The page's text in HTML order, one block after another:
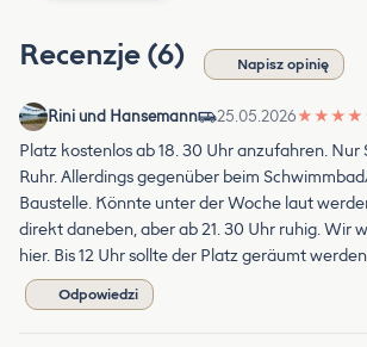
Recenzje (6) Napisz opinię
Rini und Hansemann 25.05.2026★ ★ ★ ★
Platz kostenlos ab 18. 30 Uhr anzufahren.
Ruhr. Allerdings gegenüber beim
Baustelle. Könnte unter der Woche laut
direkt daneben, aber ab 21. 30 Uhr ruhig. Wir
hier. Bis 12 Uhr sollte der Platz geräumt
Odpowiedzi